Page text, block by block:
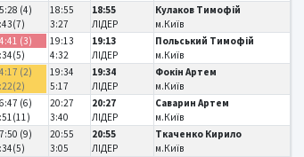
(4)
18:55
3:27
18:55
ЛІДЕР
Кулаков Тимофій
м.Київ
(3)
19:13
4:32
19:13
ЛІДЕР
Польський Тимофій
м.Київ
(2)
19:34
5:17
19:34
ЛІДЕР
Фокін Артем
м.Київ
(6)
20:27
3:40
20:27
ЛІДЕР
Саварин Артем
м.Київ
(9)
20:55
3:05
20:55
ЛІДЕР
Ткаченко Кирило
м.Київ